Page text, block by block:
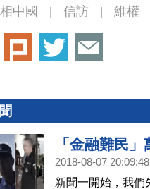
中國 信訪 維權
「金融難民
2018-08-07 20:09:48
新聞一開始，我們